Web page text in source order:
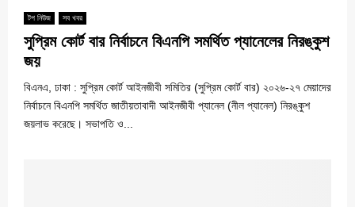
টপ নিউজ সব খবর
সুপ্রিম কোর্ট বার নির্বাচনে বিএনপি সমর্থিত প্যানেলের নিরঙ্কুশ
জয়
বিএনএ, ঢাকা : সুপ্রিম কোর্ট আইনজীবী সমিতির (সুপ্রিম কোর্ট বার) ২০২৬-২৭ মেয়াদের
নির্বাচনে বিএনপি সমর্থিত জাতীয়তাবাদী আইনজীবী প্যানেল (নীল প্যানেল) নিরঙ্কুশ
জয়লাভ করেছে। সভাপতি ও...